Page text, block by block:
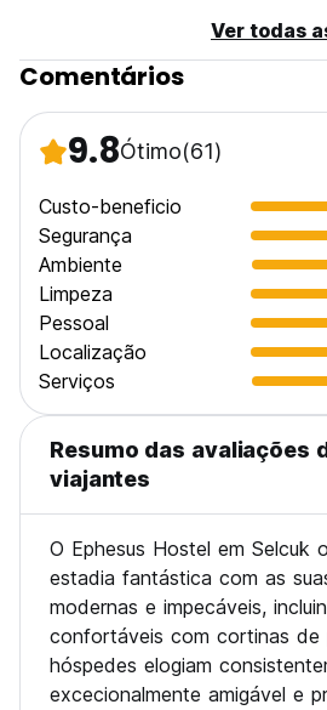
Ver todas
Comentários
9.8Ótimo(61)
Custo-beneficio
Segurança
Ambiente
Limpeza
Pessoal
Localização
Serviços
Resumo das avaliações
viajantes
O Ephesus Hostel em Selcuk
estadia fantástica com as
modernas e impecáveis,
confortáveis com cortinas de
hóspedes elogiam
excecionalmente amigável e